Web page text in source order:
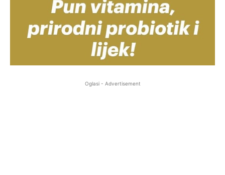
Oglasi - Advertisement